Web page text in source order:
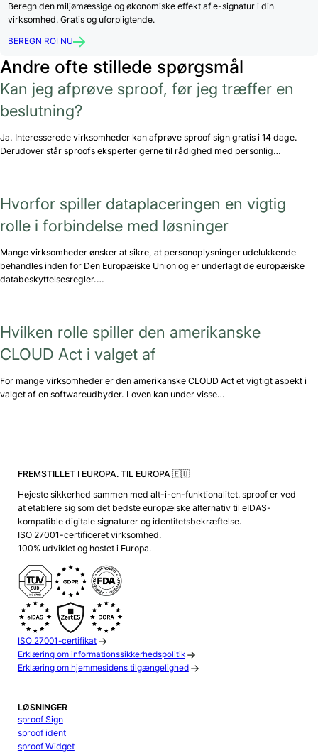
Beregn den miljømæssige og økonomiske effekt af e-signatur i din
virksomhed. Gratis og uforpligtende.
BEREGN ROI NU
Andre ofte stillede spørgsmål
Kan jeg afprøve sproof, før jeg træffer en
beslutning?
Ja. Interesserede virksomheder kan afprøve sproof sign gratis i 14 dage.
Derudover står sproofs eksperter gerne til rådighed med personlig…
Hvorfor spiller dataplaceringen en vigtig
rolle i forbindelse med løsninger
Mange virksomheder ønsker at sikre, at personoplysninger udelukkende
behandles inden for Den Europæiske Union og er underlagt de europæiske
databeskyttelsesregler.…
Hvilken rolle spiller den amerikanske
CLOUD Act i valget af
For mange virksomheder er den amerikanske CLOUD Act et vigtigt aspekt i
valget af en softwareudbyder. Loven kan under visse…
FREMSTILLET I EUROPA. TIL EUROPA 🇪🇺
Højeste sikkerhed sammen med alt-i-en-funktionalitet. sproof er ved
at etablere sig som det bedste europæiske alternativ til eIDAS-
kompatible digitale signaturer og identitetsbekræftelse.
ISO 27001-certificeret virksomhed.
100% udviklet og hostet i Europa.
ISO 27001-certifikat
Erklæring om informationssikkerhedspolitik
Erklæring om hjemmesidens tilgængelighed
LØSNINGER
sproof Sign
sproof ident
sproof Widget